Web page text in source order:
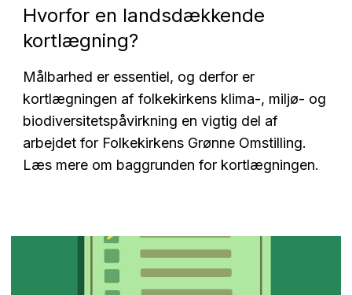
Hvorfor en landsdækkende
kortlægning?
Målbarhed er essentiel, og derfor er
kortlægningen af folkekirkens klima-, miljø- og
biodiversitetspåvirkning en vigtig del af
arbejdet for Folkekirkens Grønne Omstilling.
Læs mere om baggrunden for kortlægningen.